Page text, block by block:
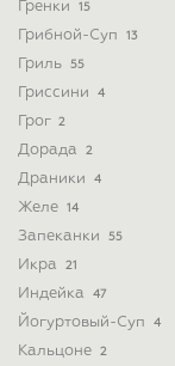
Гренки 15
Грибной-Суп 13
Гриль 55
Гриссини 4
Грог 2
Дорада 2
Драники 4
Желе 14
Запеканки 55
Икра 21
Индейка 47
Йогуртовый-Суп 4
Кальцоне 2